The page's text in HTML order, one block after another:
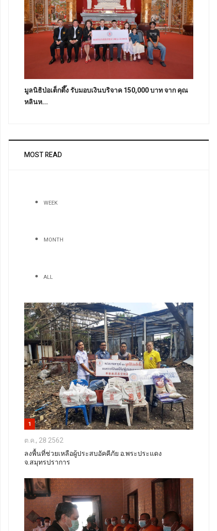
มูลนิธิป่อเต็กตึ๊ง รับมอบเงินบริจาค 150,000 บาท จาก คุณ
หลินห...
MOST READ
WEEK
MONTH
ALL
1
ต.ค., 28 2562
ลงพื้นที่ช่วยเหลือผู้ประสบอัคคีภัย อ.พระประแดง
จ.สมุทรปราการ